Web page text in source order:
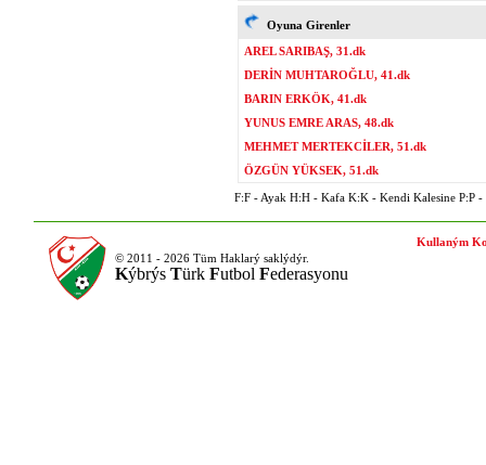
Oyuna Girenler
AREL SARIBAŞ, 31.dk
DERİN MUHTAROĞLU, 41.dk
BARIN ERKÖK, 41.dk
YUNUS EMRE ARAS, 48.dk
MEHMET MERTEKCİLER, 51.dk
ÖZGÜN YÜKSEK, 51.dk
F:F - Ayak H:H - Kafa K:K - Kendi Kalesine P:P -
© 2011 - 2026 Tüm Haklarý saklýdýr.
Kýbrýs Türk Futbol Federasyonu
Kullaným